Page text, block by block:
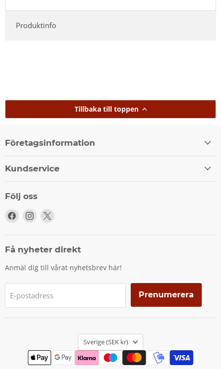
Produktinfo
Tillbaka till toppen
Företagsinformation
Kundservice
Följ oss
Följ
Facebook
Följ
Instagram
X
Få nyheter direkt
Anmäl dig till vårat nyhetsbrev här!
E-postadress Prenumerera
Land
Sverige (SEK kr)